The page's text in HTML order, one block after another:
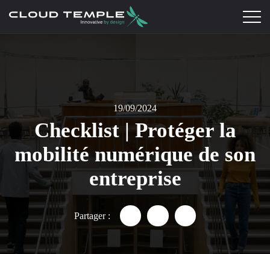
19/09/2024
Checklist | Protéger la
mobilité numérique de son
entreprise
Partager : Partager "Checklist |
Partager "Checklist |
Partager